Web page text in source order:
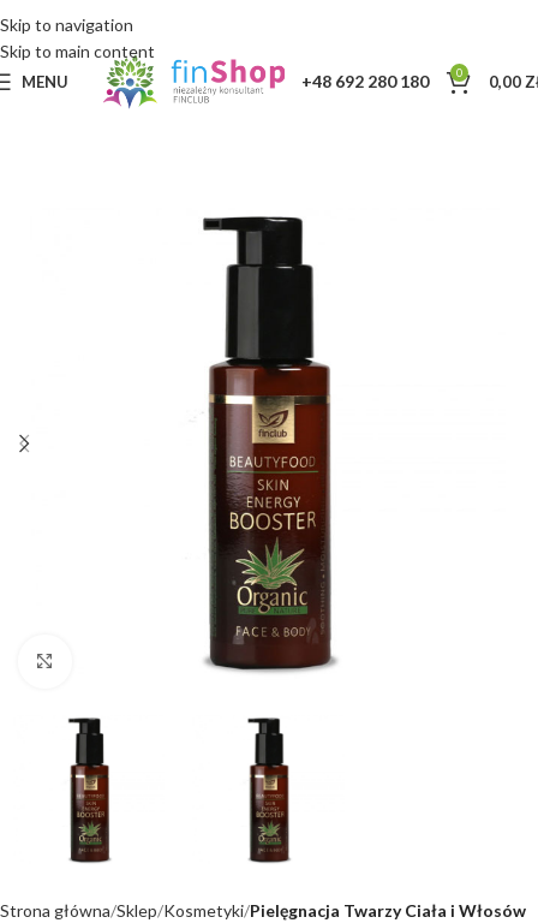
Skip to navigation
Skip to main content
MENU +48 692 280 180 0 0,00
Kliknij, aby powiększyć
Strona główna Sklep Kosmetyki Pielęgnacja Twarzy Ciała i Włosów